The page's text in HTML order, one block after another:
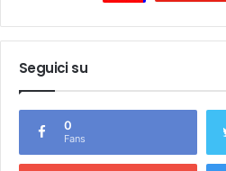
Seguici su
0
Fans